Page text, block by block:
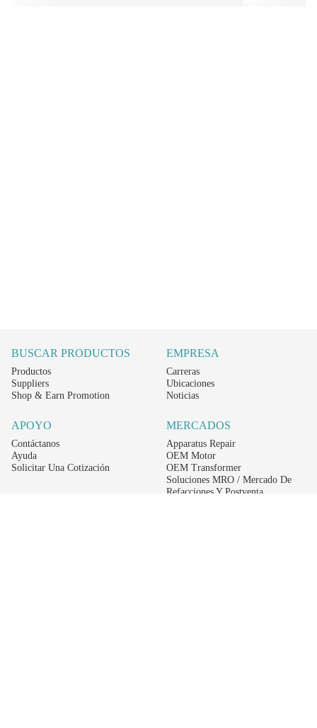
BUSCAR PRODUCTOS
Productos
Suppliers
Shop & Earn Promotion
EMPRESA
Carreras
Ubicaciones
Noticias
APOYO
Contáctanos
Ayuda
Solicitar Una Cotización
MERCADOS
Apparatus Repair
OEM Motor
OEM Transformer
Soluciones MRO / Mercado De
Refacciones Y Postventa